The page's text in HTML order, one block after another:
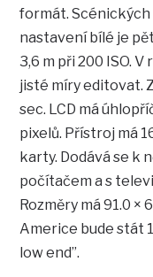
formát. Scénických
nastavení bílé je
3,6 m při 200 ISO.
jisté míry editovat.
sec. LCD má
pixelů. Přístroj má
karty. Dodává se k
počítačem a s
Rozměry má 91.0 ×
Americe bude stát
low end”.